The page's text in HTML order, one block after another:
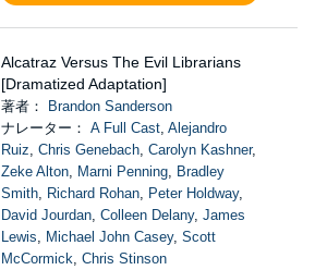
Alcatraz Versus The Evil Librarians
[Dramatized Adaptation]
著者：
Brandon Sanderson
ナレーター： A Full Cast, Alejandro
Ruiz, Chris Genebach, Carolyn Kashner,
Zeke Alton, Marni Penning, Bradley
Smith, Richard Rohan, Peter Holdway,
David Jourdan, Colleen Delany, James
Lewis, Michael John Casey, Scott
McCormick, Chris Stinson